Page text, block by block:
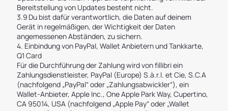
Bereitstellung von Updates besteht nicht.
3.9 Du bist dafür verantwortlich, die Daten auf deinem
Gerät in regelmäßigen, der Wichtigkeit der Daten
angemessenen Abständen, zu sichern.
4. Einbindung von PayPal, Wallet Anbietern und Tankkarte,
Q1 Card
Für die Durchführung der Zahlung wird von fillibri ein
Zahlungsdienstleister, PayPal (Europe) S.à.r.l. et Cie, S.C.A
(nachfolgend „PayPal“ oder „Zahlungsabwickler“), ein
Wallet-Anbieter, Apple Inc., One Apple Park Way, Cupertino,
CA 95014, USA (nachfolgend „Apple Pay“ oder „Wallet